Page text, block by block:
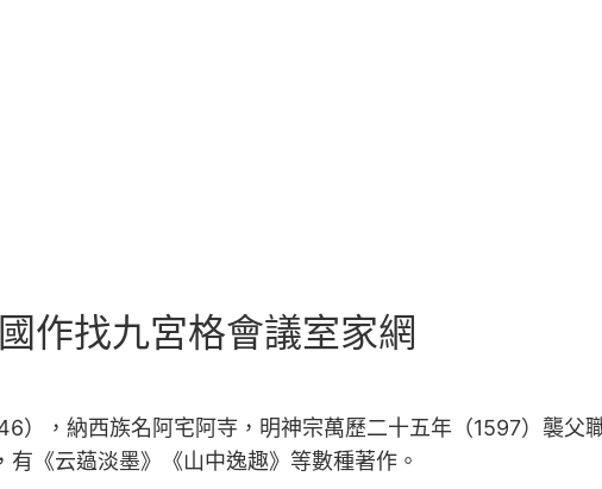
作找九宮格會議室家網
），納西族名阿宅阿寺，明神宗萬歷二十五年（1597）襲父
《云薖淡墨》《山中逸趣》等數種著作。